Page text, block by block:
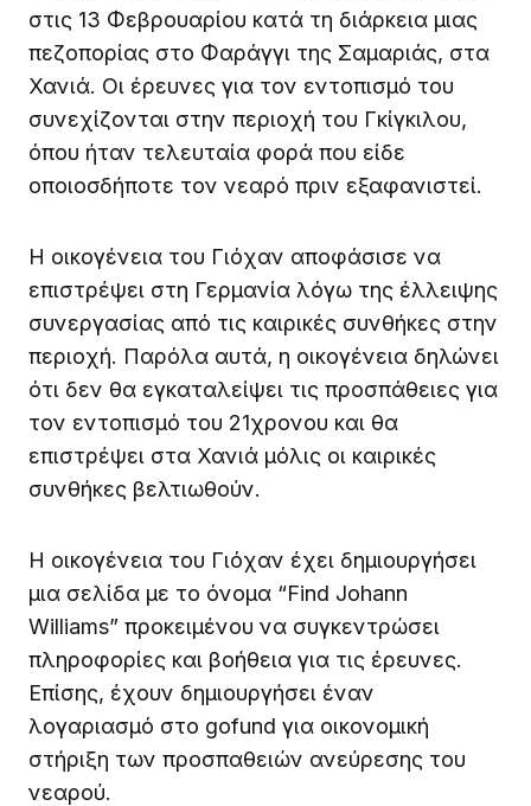
στις 13 Φεβρουαρίου κατά τη διάρκεια μιας
πεζοπορίας στο Φαράγγι της Σαμαριάς, στα
Χανιά. Οι έρευνες για τον εντοπισμό του
συνεχίζονται στην περιοχή του Γκίγκιλου,
όπου ήταν τελευταία φορά που είδε
οποιοσδήποτε τον νεαρό πριν εξαφανιστεί.
Η οικογένεια του Γιόχαν αποφάσισε να
επιστρέψει στη Γερμανία λόγω της έλλειψης
συνεργασίας από τις καιρικές συνθήκες στην
περιοχή. Παρόλα αυτά, η οικογένεια δηλώνει
ότι δεν θα εγκαταλείψει τις προσπάθειες για
τον εντοπισμό του 21χρονου και θα
επιστρέψει στα Χανιά μόλις οι καιρικές
συνθήκες βελτιωθούν.
Η οικογένεια του Γιόχαν έχει δημιουργήσει
μια σελίδα με το όνομα “Find Johann
Williams” προκειμένου να συγκεντρώσει
πληροφορίες και βοήθεια για τις έρευνες.
Επίσης, έχουν δημιουργήσει έναν
λογαριασμό στο gofund για οικονομική
στήριξη των προσπαθειών ανεύρεσης του
νεαρού.